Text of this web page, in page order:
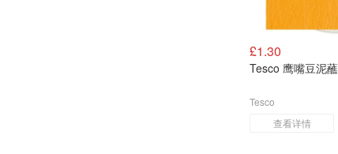
£1.30
Tesco 鹰嘴豆泥
查看详情
Tesco